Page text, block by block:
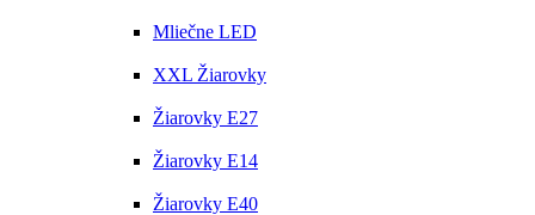
Mliečne LED
XXL Žiarovky
Žiarovky E27
Žiarovky E14
Žiarovky E40